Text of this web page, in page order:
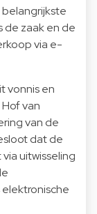
zaak en de
via e-
vonnis en
van
van de
dat de
uitwisseling